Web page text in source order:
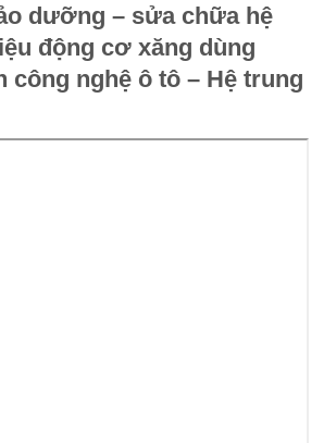
dưỡng – sửa chữa hệ
động cơ xăng dùng
công nghệ ô tô – Hệ trung